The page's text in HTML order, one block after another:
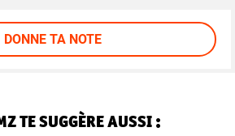
DONNE TA NOTE
TE SUGGÈRE AUSSI :